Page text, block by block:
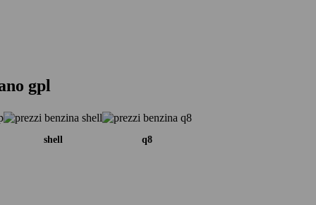
gpl
shell q8